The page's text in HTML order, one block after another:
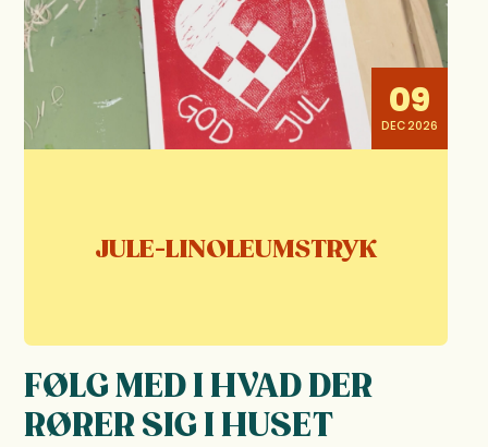
09
DEC 2026
JULE-LINOLEUMSTRYK
FØLG MED I HVAD DER
RØRER SIG I HUSET